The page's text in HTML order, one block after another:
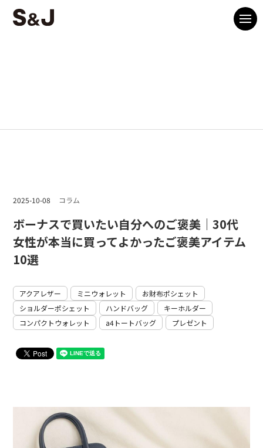
2025-10-08 コラム
ボーナスで買いたい自分へのご褒美｜30代
女性が本当に買ってよかったご褒美アイテム
10選
アクアレザー ミニウォレット
お財布ポシェット
ショルダーポシェット
ハンドバッグ
キーホルダー
コンパクトウォレット
a4トートバッグ プレゼント